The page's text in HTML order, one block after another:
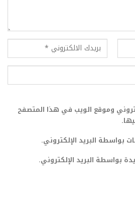
وموقع الويب في هذا المتصفح
بواسطة البريد الإلكتروني.
بواسطة البريد الإلكتروني.